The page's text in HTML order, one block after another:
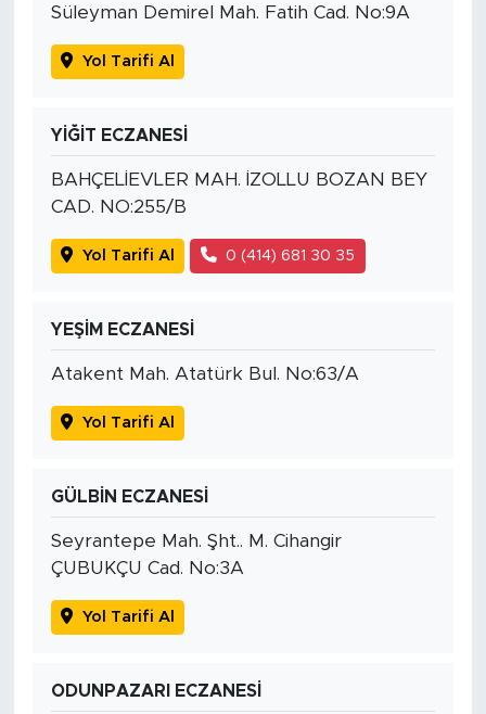
Süleyman Demirel Mah. Fatih Cad. No:9A
Yol Tarifi Al
YİĞİT ECZANESİ
BAHÇELİEVLER MAH. İZOLLU BOZAN BEY
CAD. NO:255/B
Yol Tarifi Al 0 (414) 681 30 35
YEŞİM ECZANESİ
Atakent Mah. Atatürk Bul. No:63/A
Yol Tarifi Al
GÜLBİN ECZANESİ
Seyrantepe Mah. Şht.. M. Cihangir
ÇUBUKÇU Cad. No:3A
Yol Tarifi Al
ODUNPAZARI ECZANESİ